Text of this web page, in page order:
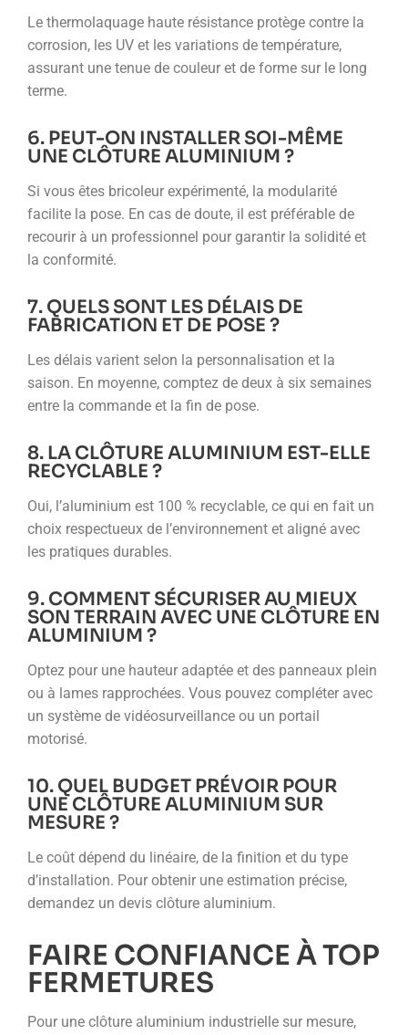
Le thermolaquage haute résistance protège contre la
corrosion, les UV et les variations de température,
assurant une tenue de couleur et de forme sur le long
terme.
6. PEUT-ON INSTALLER SOI-MÊME
UNE CLÔTURE ALUMINIUM ?
Si vous êtes bricoleur expérimenté, la modularité
facilite la pose. En cas de doute, il est préférable de
recourir à un professionnel pour garantir la solidité et
la conformité.
7. QUELS SONT LES DÉLAIS DE
FABRICATION ET DE POSE ?
Les délais varient selon la personnalisation et la
saison. En moyenne, comptez de deux à six semaines
entre la commande et la fin de pose.
8. LA CLÔTURE ALUMINIUM EST-ELLE
RECYCLABLE ?
Oui, l’aluminium est 100 % recyclable, ce qui en fait un
choix respectueux de l’environnement et aligné avec
les pratiques durables.
9. COMMENT SÉCURISER AU MIEUX
SON TERRAIN AVEC UNE CLÔTURE EN
ALUMINIUM ?
Optez pour une hauteur adaptée et des panneaux plein
ou à lames rapprochées. Vous pouvez compléter avec
un système de vidéosurveillance ou un portail
motorisé.
10. QUEL BUDGET PRÉVOIR POUR
UNE CLÔTURE ALUMINIUM SUR
MESURE ?
Le coût dépend du linéaire, de la finition et du type
d’installation. Pour obtenir une estimation précise,
demandez un devis clôture aluminium.
FAIRE CONFIANCE À TOP
FERMETURES
Pour une clôture aluminium industrielle sur mesure,